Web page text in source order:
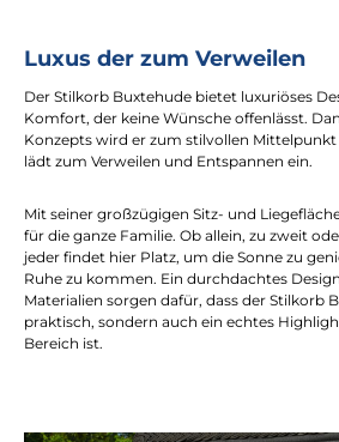
Luxus der zum Verweilen
Der Stilkorb Buxtehude bietet luxuriöses
Komfort, der keine Wünsche offenlässt.
Konzepts wird er zum stilvollen
lädt zum Verweilen und Entspannen ein.
Mit seiner großzügigen Sitz- und
für die ganze Familie. Ob allein, zu zweit
jeder findet hier Platz, um die Sonne zu
Ruhe zu kommen. Ein durchdachtes
Materialien sorgen dafür, dass der Stilkorb
praktisch, sondern auch ein echtes
Bereich ist.